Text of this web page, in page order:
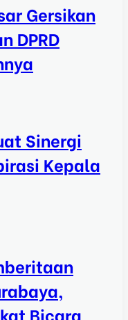
Gersikan
DPRD
Sinergi
Kepala
Bicara